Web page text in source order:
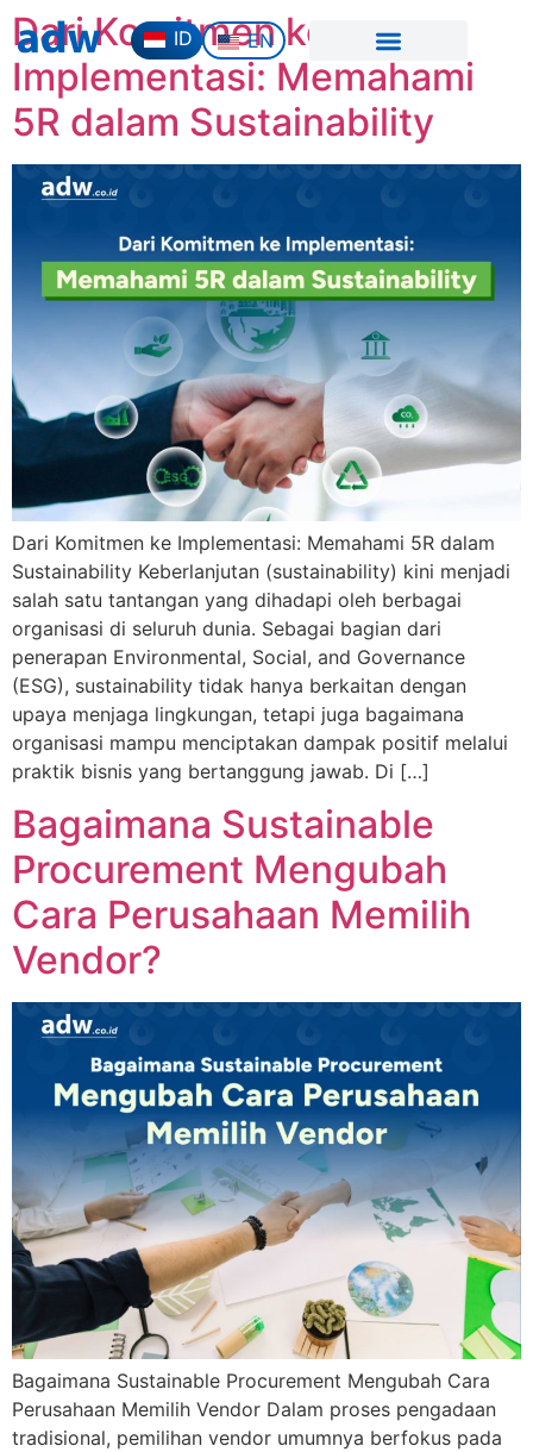
ID EN
Dari Komitmen ke
Implementasi: Memahami
5R dalam Sustainability
Dari Komitmen ke Implementasi: Memahami 5R dalam
Sustainability Keberlanjutan (sustainability) kini menjadi
salah satu tantangan yang dihadapi oleh berbagai
organisasi di seluruh dunia. Sebagai bagian dari
penerapan Environmental, Social, and Governance
(ESG), sustainability tidak hanya berkaitan dengan
upaya menjaga lingkungan, tetapi juga bagaimana
organisasi mampu menciptakan dampak positif melalui
praktik bisnis yang bertanggung jawab. Di […]
Bagaimana Sustainable
Procurement Mengubah
Cara Perusahaan Memilih
Vendor?
Bagaimana Sustainable Procurement Mengubah Cara
Perusahaan Memilih Vendor Dalam proses pengadaan
tradisional, pemilihan vendor umumnya berfokus pada